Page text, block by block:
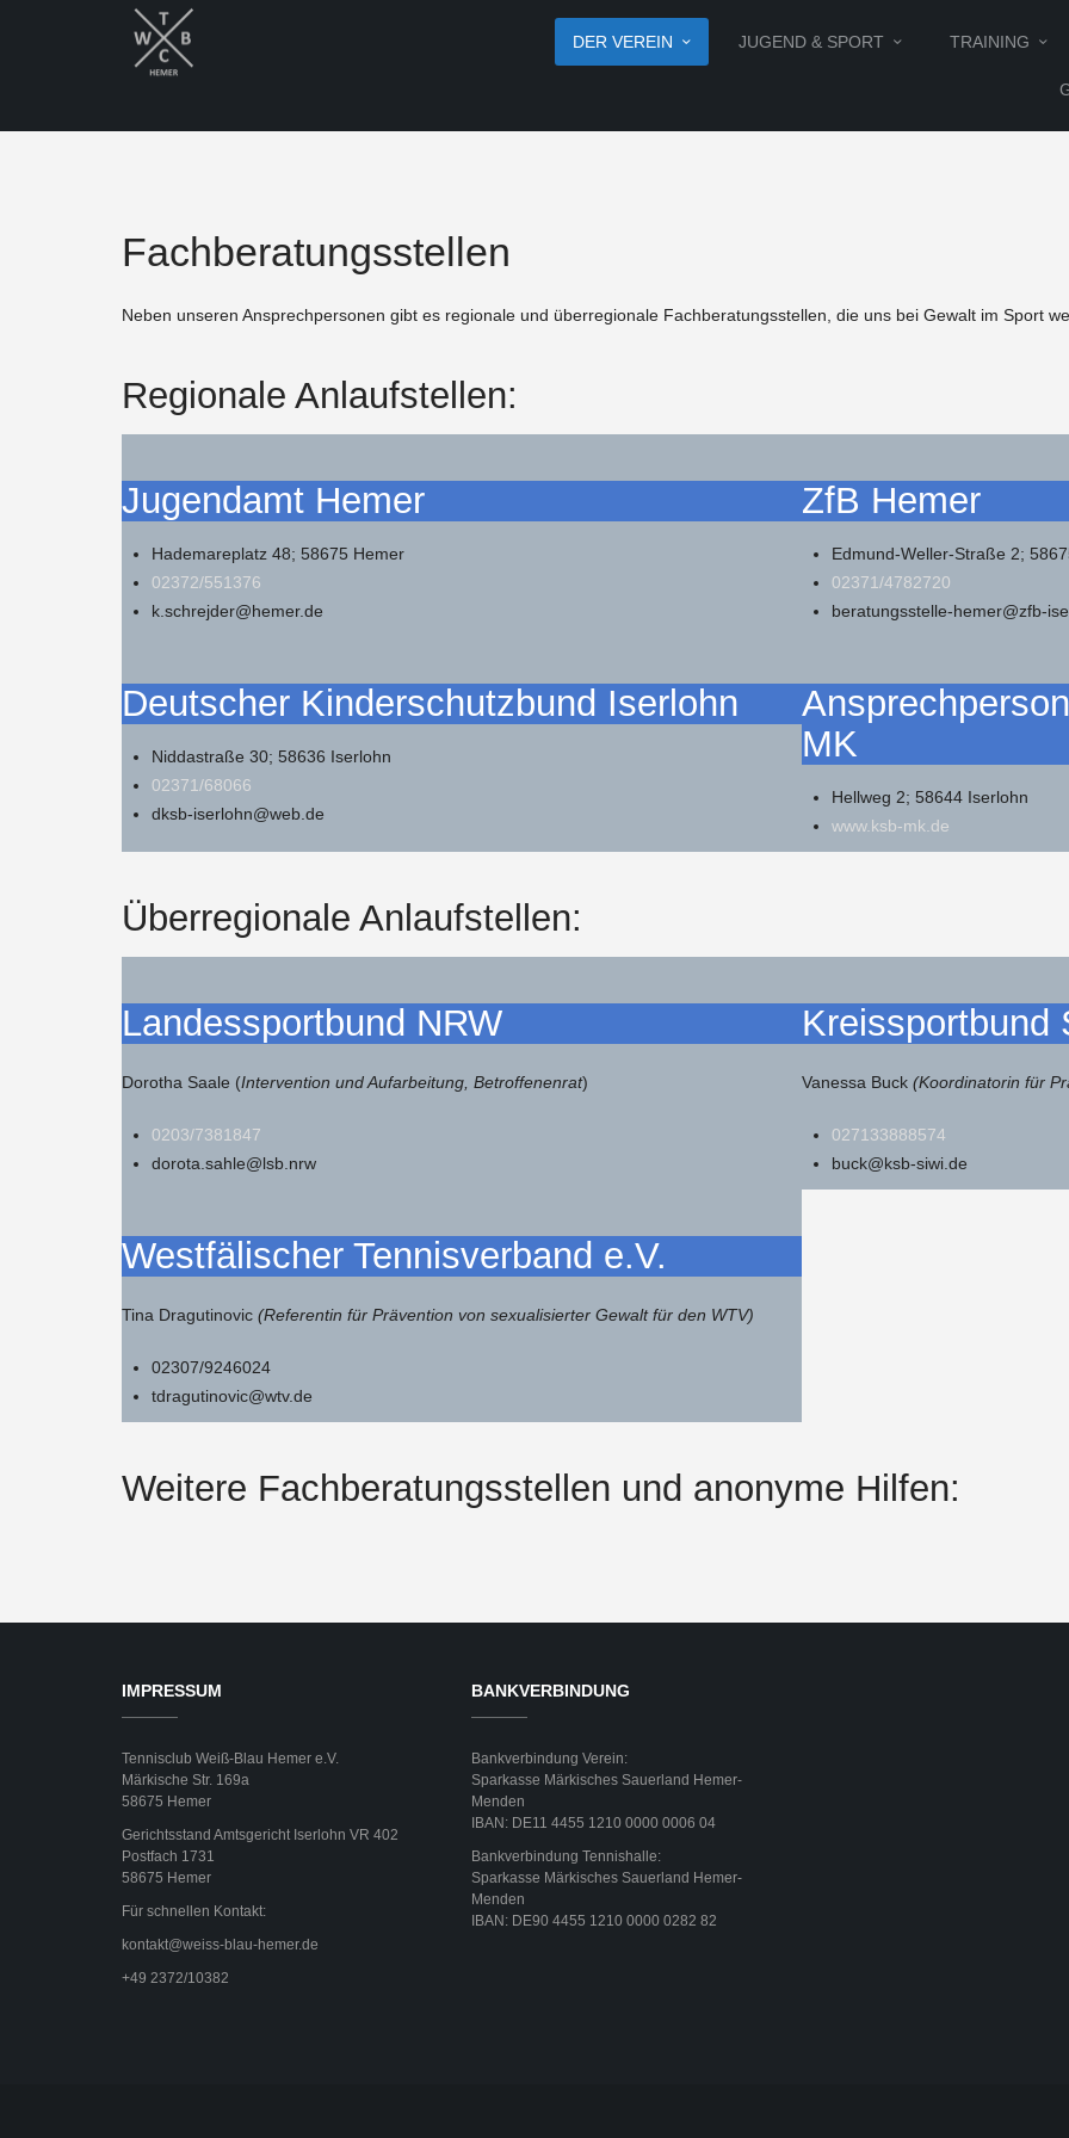
DER VEREIN JUGEND & SPORT TRAINING
Fachberatungsstellen
Neben unseren Ansprechpersonen gibt es regionale und überregionale Fachberatungsstellen, die uns bei Gewalt im Sport
Regionale Anlaufstellen:
Jugendamt Hemer
Hademareplatz 48; 58675 Hemer
02372/551376
k.schrejder@hemer.de
ZfB Hemer
Edmund-Weller-Straße 2;
02371/4782720
beratungsstelle-hemer@zfb-
Deutscher Kinderschutzbund Iserlohn
Niddastraße 30; 58636 Iserlohn
02371/68066
dksb-iserlohn@web.de
MK
Hellweg 2; 58644 Iserlohn
www.ksb-mk.de
Überregionale Anlaufstellen:
Landessportbund NRW
Dorotha Saale (Intervention und Aufarbeitung, Betroffenenrat)
0203/7381847
dorota.sahle@lsb.nrw
Kreissportbund
Vanessa Buck (Koordinatorin für
027133888574
buck@ksb-siwi.de
Westfälischer Tennisverband e.V.
Tina Dragutinovic (Referentin für Prävention von sexualisierter Gewalt für den WTV)
02307/9246024
tdragutinovic@wtv.de
Weitere Fachberatungsstellen und anonyme Hilfen:
IMPRESSUM
Tennisclub Weiß-Blau Hemer e.V.
Märkische Str. 169a
58675 Hemer
Gerichtsstand Amtsgericht Iserlohn VR 402
Postfach 1731
58675 Hemer
Für schnellen Kontakt:
kontakt@weiss-blau-hemer.de
+49 2372/10382
BANKVERBINDUNG
Bankverbindung Verein:
Sparkasse Märkisches Sauerland Hemer-
Menden
IBAN: DE11 4455 1210 0000 0006 04
Bankverbindung Tennishalle:
Sparkasse Märkisches Sauerland Hemer-
Menden
IBAN: DE90 4455 1210 0000 0282 82